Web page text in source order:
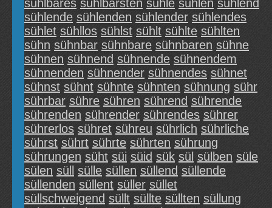
sühlbares sühlbarsten sühle sühlen sühlend
sühlende sühlenden sühlender sühlendes
sühlet sühllos sühlst sühlt sühlte sühlten
sühn sühnbar sühnbare sühnbaren sühne
sühnen sühnend sühnende sühnendem
sühnenden sühnender sühnendes sühnet
sühnst sühnt sühnte sühnten sühnung sühr
sührbar sühre sühren sührend sührende
sührenden sührender sührendes sührer
sührerlos sühret sühreu sührlich sührliche
sührst sührt sührte sührten sührung
sührungen süht süi süid sük sül sülben süle
sülen süll sülle süllen süllend süllende
süllenden süllent süller süllet
süllschweigend süllt süllte süllten süllung